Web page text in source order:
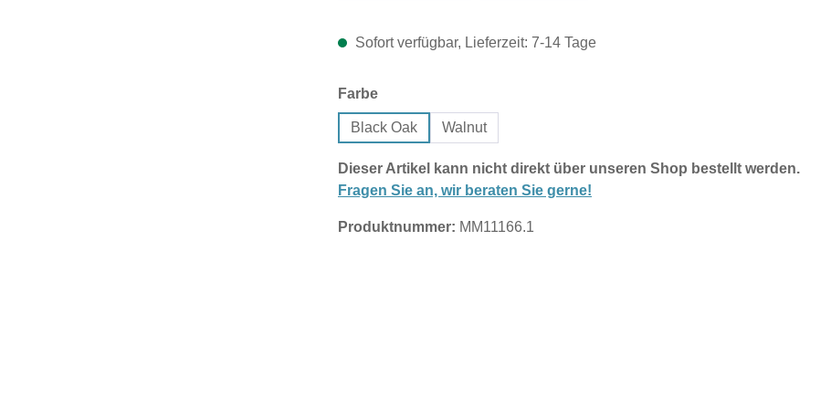
Sofort verfügbar, Lieferzeit: 7-14 Tage
Farbeauswählen
Black Oak Walnut
Dieser Artikel kann nicht direkt über unseren Shop bestellt werden.
Fragen Sie an, wir beraten Sie gerne!
Produktnummer: MM11166.1